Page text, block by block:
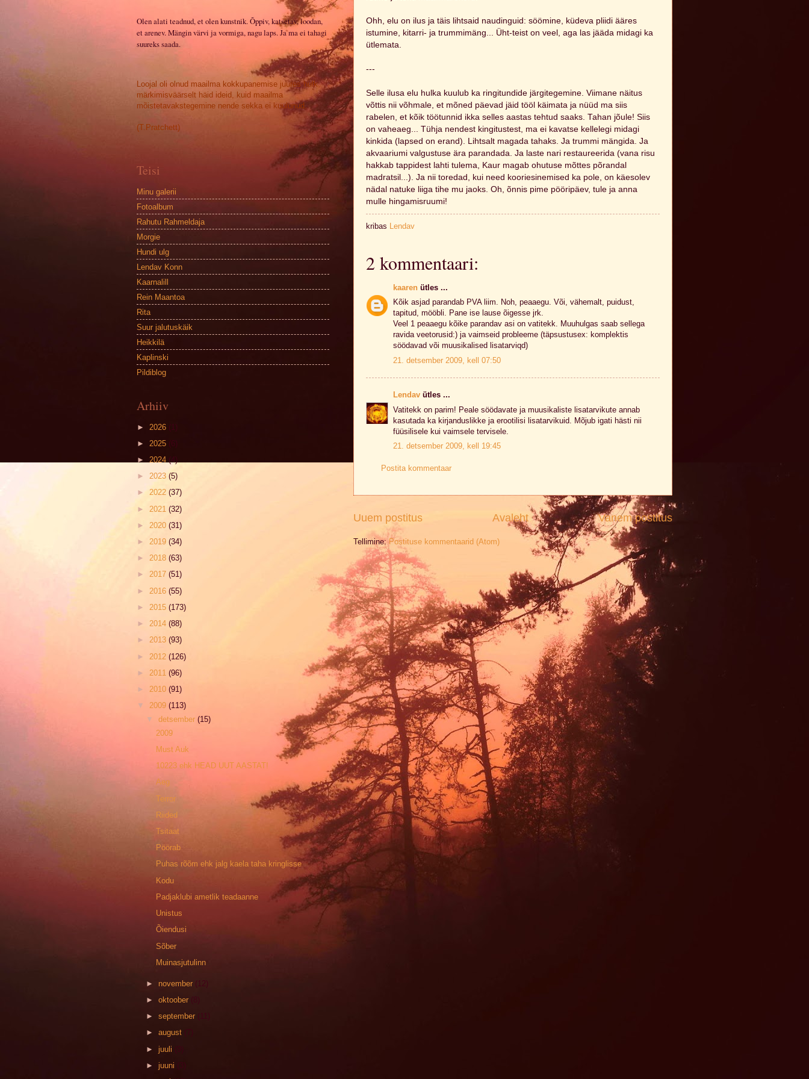
Ohh, elu on ilus ja täis lihtsaid naudinguid: söömine, küdeva pliidi ääres
istumine, kitarri- ja trummimäng... Üht-teist on veel, aga las jääda midagi ka
ütlemata.
---
Selle ilusa elu hulka kuulub ka ringitundide järgitegemine. Viimane näitus
võttis nii võhmale, et mõned päevad jäid tööl käimata ja nüüd ma siis
rabelen, et kõik töötunnid ikka selles aastas tehtud saaks. Tahan jõule! Siis
on vaheaeg... Tühja nendest kingitustest, ma ei kavatse kellelegi midagi
kinkida (lapsed on erand). Lihtsalt magada tahaks. Ja trummi mängida. Ja
akvaariumi valgustuse ära parandada. Ja laste nari restaureerida (vana risu
hakkab tappidest lahti tulema, Kaur magab ohutuse mõttes põrandal
madratsil...). Ja nii toredad, kui need kooriesinemised ka pole, on käesolev
nädal natuke liiga tihe mu jaoks. Oh, õnnis pime pööripäev, tule ja anna
mulle hingamisruumi!
kribas Lendav
2 kommentaari:
kaaren ütles ...
Kõik asjad parandab PVA liim. Noh, peaaegu. Või, vähemalt, puidust,
tapitud, mööbli. Pane ise lause õigesse jrk.
Veel 1 peaaegu kõike parandav asi on vatitekk. Muuhulgas saab sellega
ravida veetorusid:) ja vaimseid probleeme (täpsustusex: komplektis
söödavad või muusikalised lisatarviqd)
21. detsember 2009, kell 07:50
Lendav ütles ...
Vatitekk on parim! Peale söödavate ja muusikaliste lisatarvikute annab
kasutada ka kirjanduslikke ja erootilisi lisatarvikuid. Mõjub igati hästi nii
füüsilisele kui vaimsele tervisele.
21. detsember 2009, kell 19:45
Postita kommentaar
Uuem postitus Vanem postitus
Avaleht
Tellimine:Postituse kommentaarid (Atom)
Olen alati teadnud, et olen kunstnik. Õppiv, katsetav, loodan,
et arenev. Mängin värvi ja vormiga, nagu laps. Ja ma ei tahagi
suureks saada.
Loojal oli olnud maailma kokkupanemise juures hulk
märkimisväärselt häid ideid, kuid maailma
mõistetavakstegemine nende sekka ei kuulunud.
(T.Pratchett)
Teisi
Minu galerii
Fotoalbum
Rahutu Rahmeldaja
Morgie
Hundi ulg
Lendav Konn
Kaarnalill
Rein Maantoa
Rita
Suur jalutuskäik
Heikkilä
Kaplinski
Pildiblog
Arhiiv
► 2026 (1)
► 2025 (6)
► 2024 (4)
► 2023 (5)
► 2022 (37)
► 2021 (32)
► 2020 (31)
► 2019 (34)
► 2018 (63)
► 2017 (51)
► 2016 (55)
► 2015 (173)
► 2014 (88)
► 2013 (93)
► 2012 (126)
► 2011 (96)
► 2010 (91)
▼ 2009 (113)
▼detsember(15)
2009
Must Auk
10223 ehk HEAD UUT AASTAT!
Aeg
Terror
Riided
Tsitaat
Pöörab
Puhas rõõm ehk jalg kaela taha kringlisse
Kodu
Padjaklubi ametlik teadaanne
Unistus
Õiendusi
Sõber
Muinasjutulinn
► november (12)
►oktoober
(8)
►september
►august
► juuli
► juuni